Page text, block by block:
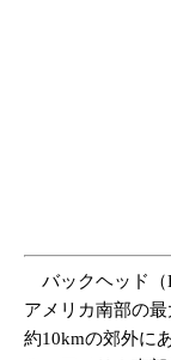
バックヘッド（
アメリカ南部の
約10kmの郊外に